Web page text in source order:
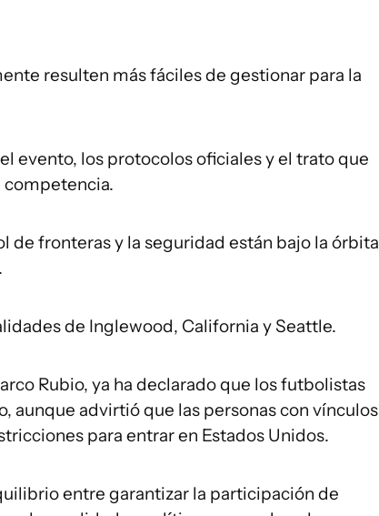
resulten más fáciles de gestionar para la
evento, los protocolos oficiales y el trato que
competencia.
de fronteras y la seguridad están bajo la órbita
de Inglewood, California y Seattle.
Rubio, ya ha declarado que los futbolistas
aunque advirtió que las personas con vínculos
para entrar en Estados Unidos.
entre garantizar la participación de